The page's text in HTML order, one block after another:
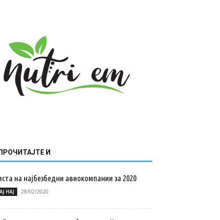
И
на најбезбедни авиокомпании за 2020
НАЈ 28/02/2020